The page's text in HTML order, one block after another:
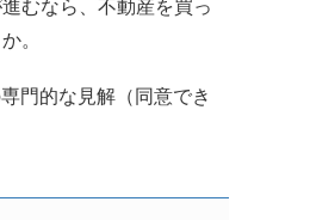
むなら、不動産を買っ
。
門的な見解（同意でき